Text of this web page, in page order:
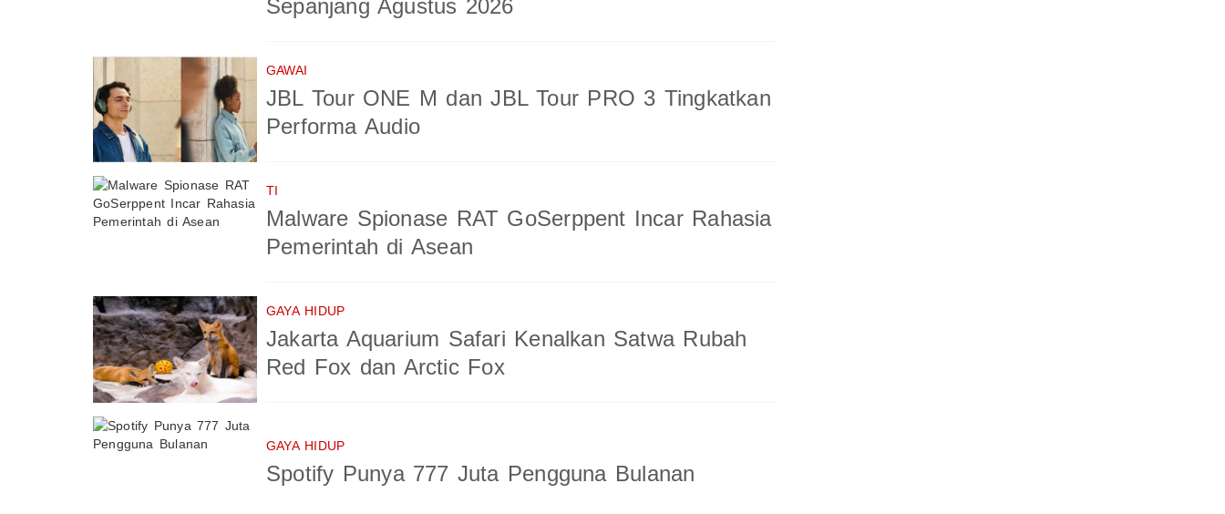
Sepanjang Agustus 2026
GAWAI
JBL Tour ONE M dan JBL Tour PRO 3 Tingkatkan
Performa Audio
TI
Malware Spionase RAT GoSerppent Incar Rahasia
Pemerintah di Asean
GAYA HIDUP
Jakarta Aquarium Safari Kenalkan Satwa Rubah
Red Fox dan Arctic Fox
GAYA HIDUP
Spotify Punya 777 Juta Pengguna Bulanan